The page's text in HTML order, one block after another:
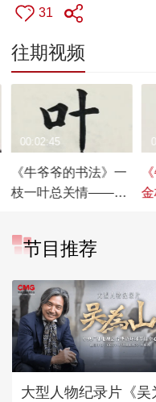
31
往期视频
《牛爷爷的书法》一
枝一叶总关情——唱
00:02:45
节目推荐
大型人物纪录片《吴